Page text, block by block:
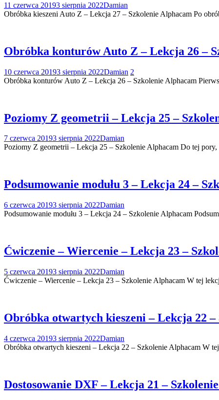
11 czerwca 20193 sierpnia 2022Damian
Obróbka kieszeni Auto Z – Lekcja 27 – Szkolenie Alphacam Po
Obróbka konturów Auto Z – Lekcja 26 –
10 czerwca 20193 sierpnia 2022Damian 2
Obróbka konturów Auto Z – Lekcja 26 – Szkolenie Alphacam
Poziomy Z geometrii – Lekcja 25 –
7 czerwca 20193 sierpnia 2022Damian
Poziomy Z geometrii – Lekcja 25 – Szkolenie Alphacam Do tej
Podsumowanie modułu 3 – Lekcja 24 –
6 czerwca 20193 sierpnia 2022Damian
Podsumowanie modułu 3 – Lekcja 24 – Szkolenie Alphacam
Ćwiczenie – Wiercenie – Lekcja 23 –
5 czerwca 20193 sierpnia 2022Damian
Ćwiczenie – Wiercenie – Lekcja 23 – Szkolenie Alphacam W tej
Obróbka otwartych kieszeni – Lekcja 22 –
4 czerwca 20193 sierpnia 2022Damian
Obróbka otwartych kieszeni – Lekcja 22 – Szkolenie Alphacam W
Dostosowanie DXF – Lekcja 21 –